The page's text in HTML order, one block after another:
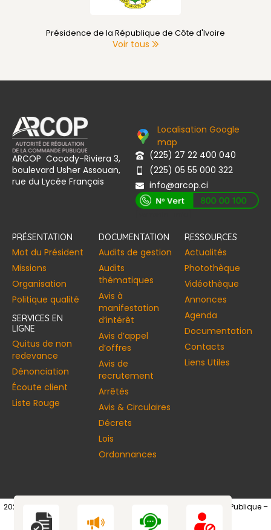
Présidence de la République de Côte d'Ivoire
Voir tous
ARCOP Cocody-Riviera 3,
boulevard Usher Assouan,
rue du Lycée Français
Localisation Google
map
(225) 27 22 400 040
(225) 05 55 000 322
info@arcop.ci
PRÉSENTATION
Mot du Président
Missions
Organisation
Politique qualité
SERVICES EN
LIGNE
Quitus de non
redevance
Dénonciation
Écoute client
Liste Rouge
DOCUMENTATION
Audits de gestion
Audits
thématiques
Avis à
manifestation
d’intérêt
Avis d’appel
d’offres
Avis de
recrutement
Arrêtés
Avis & Circulaires
Décrets
Lois
Ordonnances
RESSOURCES
Actualités
Photothèque
Vidéothèque
Annonces​
Agenda
Documentation
Contacts
Liens Utiles
2026 © Copyright – Autorité de Régulation de la Commande Publique –
Tous droits réservés